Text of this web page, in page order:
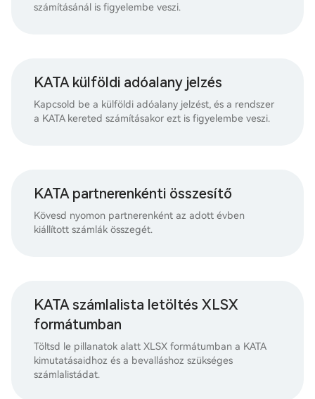
számításánál is figyelembe veszi.
KATA külföldi adóalany jelzés
Kapcsold be a külföldi adóalany jelzést, és a rendszer
a KATA kereted számításakor ezt is figyelembe veszi.
KATA partnerenkénti összesítő
Kövesd nyomon partnerenként az adott évben
kiállított számlák összegét.
KATA számlalista letöltés XLSX
formátumban
Töltsd le pillanatok alatt XLSX formátumban a KATA
kimutatásaidhoz és a bevalláshoz szükséges
számlalistádat.